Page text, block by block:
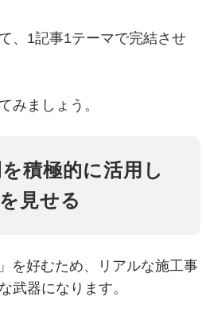
、1記事1テーマで完結させ
みましょう。
積極的に活用し
見せる
を好むため、リアルな施工事
武器になります。